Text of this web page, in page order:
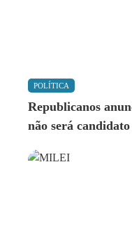
POLÍTICA
Republicanos
não será candidato